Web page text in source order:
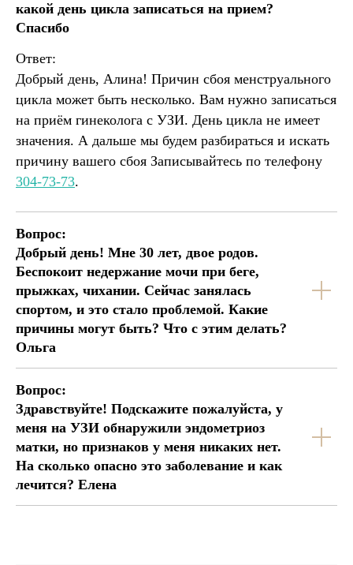
какой день цикла записаться на прием?
Спасибо
Ответ:
Добрый день, Алина! Причин сбоя менструального
цикла может быть несколько. Вам нужно записаться
на приём гинеколога с УЗИ. День цикла не имеет
значения. А дальше мы будем разбираться и искать
причину вашего сбоя Записывайтесь по телефону
304-73-73.
Вопрос:
Добрый день! Мне 30 лет, двое родов.
Беспокоит недержание мочи при беге,
прыжках, чихании. Сейчас занялась
спортом, и это стало проблемой. Какие
причины могут быть? Что с этим делать?
Ольга
Вопрос:
Здравствуйте! Подскажите пожалуйста, у
меня на УЗИ обнаружили эндометриоз
матки, но признаков у меня никаких нет.
На сколько опасно это заболевание и как
лечится? Елена